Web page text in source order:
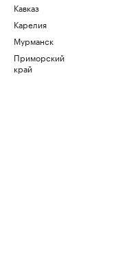
Кавказ
Карелия
Мурманск
Приморский
край